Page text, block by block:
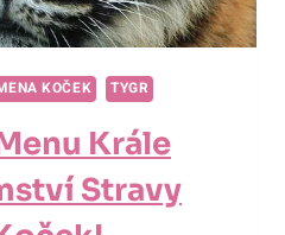
KOČEK TYGR
Krále
Stravy